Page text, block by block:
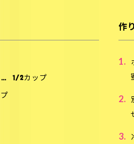
1/2カップ
作
1.
2.
3.